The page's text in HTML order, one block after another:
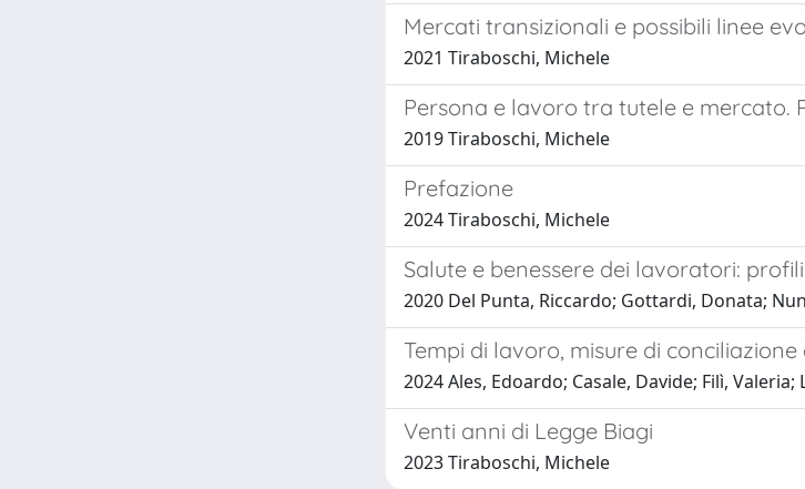
Mercati transizionali e possibili linee
2021 Tiraboschi, Michele
Persona e lavoro tra tutele e mercato.
2019 Tiraboschi, Michele
Prefazione
2024 Tiraboschi, Michele
Salute e benessere dei lavoratori:
2020 Del Punta, Riccardo; Gottardi, Donata;
Tempi di lavoro, misure di
2024 Ales, Edoardo; Casale, Davide; Filì,
Venti anni di Legge Biagi
2023 Tiraboschi, Michele